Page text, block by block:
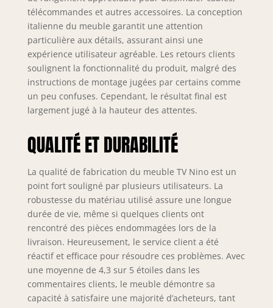
battantes, un tiroir
et une étagère
ouverte est
parfaite pour
plaçant tout le
nécessaire pour
compléter votre
séjour - L'étage
supérieur est
accueillir votre
téléviseur - Portes
charnières
métalliques solides
et durables
PRATIQUE ET
INNOVANT : Ce
produit se
caractérise par des
lignes simples et
géométriques et
un design
moderne, c'est la
télécommandes et autres accessoires. La conception
italienne du meuble garantit une attention
particulière aux détails, assurant ainsi une
expérience utilisateur agréable. Les retours clients
soulignent la fonctionnalité du produit, malgré des
instructions de montage jugées par certains comme
un peu confuses. Cependant, le résultat final est
largement jugé à la hauteur des attentes.
QUALITÉ ET DURABILITÉ
La qualité de fabrication du meuble TV Nino est un
point fort souligné par plusieurs utilisateurs. La
robustesse du matériau utilisé assure une longue
durée de vie, même si quelques clients ont
rencontré des pièces endommagées lors de la
livraison. Heureusement, le service client a été
réactif et efficace pour résoudre ces problèmes. Avec
une moyenne de 4,3 sur 5 étoiles dans les
commentaires clients, le meuble démontre sa
capacité à satisfaire une majorité d’acheteurs, tant